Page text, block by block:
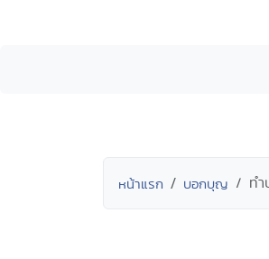
หน้าแรก บอกบุญ ท